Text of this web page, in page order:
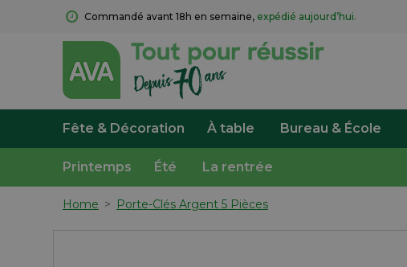
Commandé avant 18h en semaine, expédié aujourd’hui.
Fête & Décoration À table Bureau & École
Printemps Été La rentrée
Home > Porte-Clés Argent 5 Pièces